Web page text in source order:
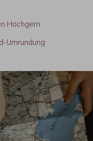
Hochgern
Umrundung